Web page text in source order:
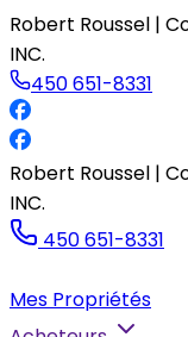
Robert Roussel |
INC.
450 651-8331
Robert Roussel |
INC.
450 651-8331
Mes Propriétés